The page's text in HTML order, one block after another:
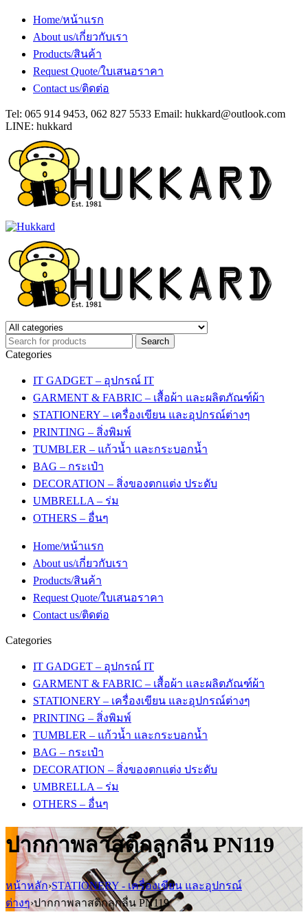
Home/หน้าแรก
About us/เกี่ยวกับเรา
Products/สินค้า
Request Quote/ใบเสนอราคา
Contact us/ติดต่อ
Tel: 065 914 9453, 062 827 5533 Email: hukkard@outlook.com
LINE: hukkard
Categories
IT GADGET – อุปกรณ์ IT
GARMENT & FABRIC – เสื้อผ้า และผลิตภัณฑ์ผ้า
STATIONERY – เครื่องเขียน และอุปกรณ์ต่างๆ
PRINTING – สิ่งพิมพ์
TUMBLER – แก้วน้ำ และกระบอกน้ำ
BAG – กระเป๋า
DECORATION – สิ่งของตกแต่ง ประดับ
UMBRELLA – ร่ม
OTHERS – อื่นๆ
Home/หน้าแรก
About us/เกี่ยวกับเรา
Products/สินค้า
Request Quote/ใบเสนอราคา
Contact us/ติดต่อ
Categories
IT GADGET – อุปกรณ์ IT
GARMENT & FABRIC – เสื้อผ้า และผลิตภัณฑ์ผ้า
STATIONERY – เครื่องเขียน และอุปกรณ์ต่างๆ
PRINTING – สิ่งพิมพ์
TUMBLER – แก้วน้ำ และกระบอกน้ำ
BAG – กระเป๋า
DECORATION – สิ่งของตกแต่ง ประดับ
UMBRELLA – ร่ม
OTHERS – อื่นๆ
ปากกาพลาสติกลูกลื่น PN119
หน้าหลัก›STATIONERY - เครื่องเขียน และอุปกรณ์
ต่างๆ›ปากกาพลาสติกลูกลื่น PN119